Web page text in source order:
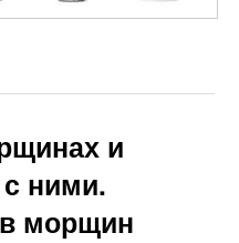
и
ними.
морщин